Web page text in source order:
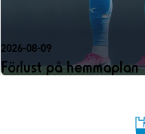
2026-08-09
Förlust på hemmaplan